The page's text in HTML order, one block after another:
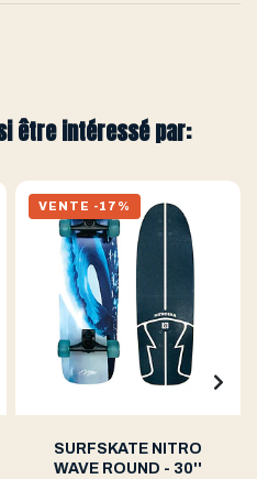
être intéressé par:
VENTE -17%
SURFSKATE NITRO
WAVE ROUND - 30''